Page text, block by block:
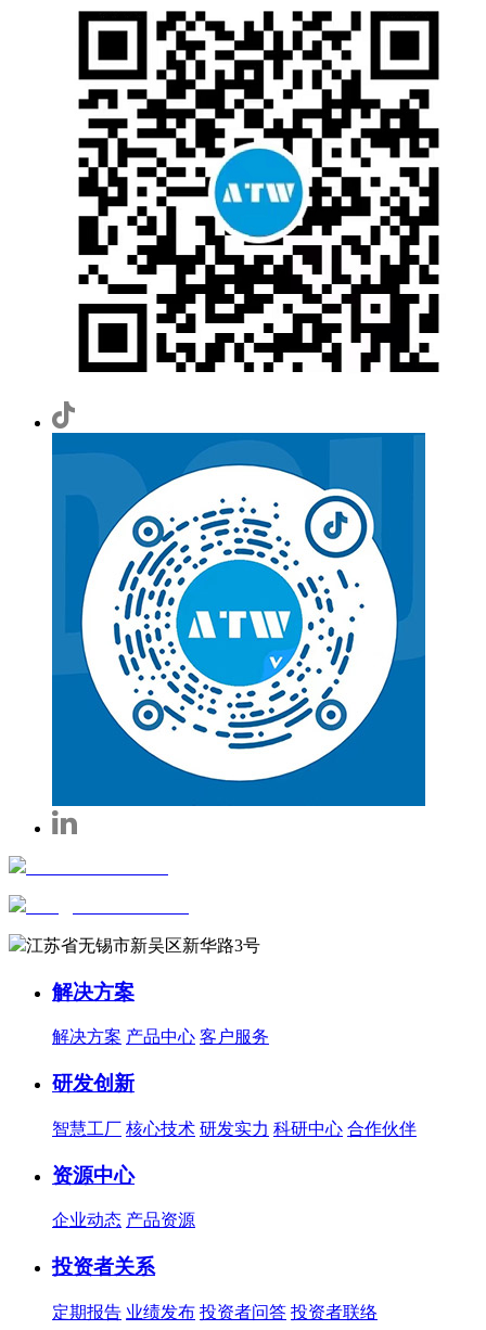
江苏省无锡市新吴区新华路3号
解决方案
解决方案 产品中心 客户服务
研发创新
智慧工厂 核心技术 研发实力 科研中心 合作伙伴
资源中心
企业动态 产品资源
投资者关系
定期报告 业绩发布 投资者问答 投资者联络